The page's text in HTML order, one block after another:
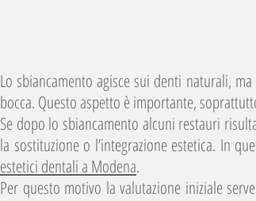
Lo sbiancamento agisce sui denti naturali,
bocca. Questo aspetto è importante,
Se dopo lo sbiancamento alcuni restauri
la sostituzione o l’integrazione estetica. In
estetici dentali a Modena.
Per questo motivo la valutazione iniziale